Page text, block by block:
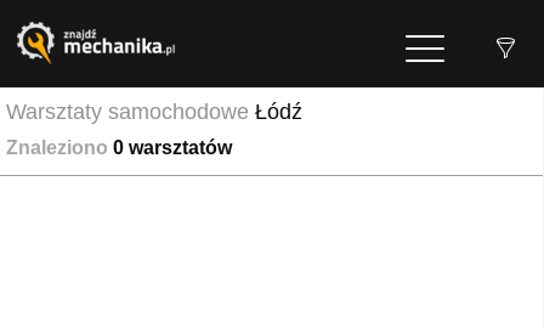
Warsztaty samochodowe Łódź
Znaleziono 0 warsztatów